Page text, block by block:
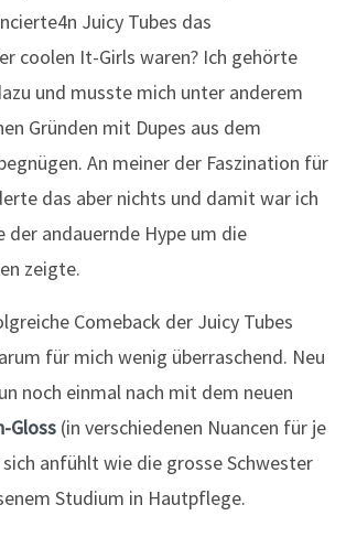
Juicy Tubes das
coolen It-Girls waren? Ich gehörte
und musste mich unter anderem
Gründen mit Dupes aus dem
An meiner der Faszination für
das aber nichts und damit war ich
der andauernde Hype um die
zeigte.
Comeback der Juicy Tubes
für mich wenig überraschend. Neu
noch einmal nach mit dem neuen
Gloss (in verschiedenen Nuancen für je
sich anfühlt wie die grosse Schwester
Studium in Hautpflege.